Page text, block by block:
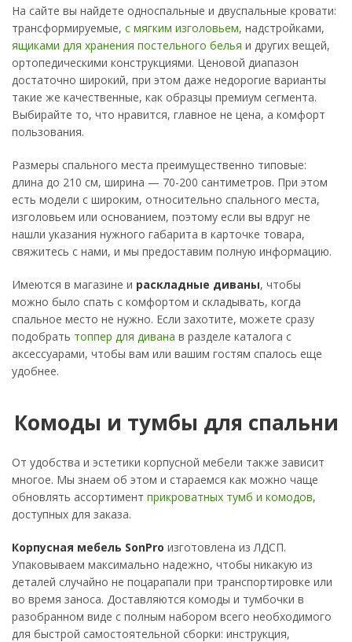
На сайте вы найдете односпальные и двуспальные кровати:
трансформируемые, с мягким изголовьем, надстройками,
ящиками для хранения постельного белья и других вещей,
ортопедическими конструкциями. Ценовой диапазон
достаточно широкий, при этом даже недорогие варианты
такие же качественные, как образцы премиум сегмента.
Выбирайте то, что нравится, главное не цена, а комфорт
пользования.
Размеры спального места преимущественно типовые:
длина до 210 см, ширина — 70-200 сантиметров. При этом
есть модели с широким, относительно спального места,
изголовьем или основанием, поэтому если вы вдруг не
нашли указания нужного габарита в карточке товара,
свяжитесь с нами, и мы предоставим полную информацию.
Имеются в магазине и раскладные диваны, чтобы
можно было спать с комфортом и складывать, когда
спальное место не нужно. Если захотите, можете сразу
подобрать топпер для дивана в разделе каталога с
аксессуарами, чтобы вам или вашим гостям спалось еще
удобнее.
Комоды и тумбы для спальни
От удобства и эстетики корпусной мебели также зависит
многое. Мы знаем об этом и стараемся как можно чаще
обновлять ассортимент прикроватных тумб и комодов,
доступных для заказа.
Корпусная мебель SonPro изготовлена из ЛДСП.
Упаковываем максимально надежно, чтобы никакую из
деталей случайно не поцарапали при транспортировке или
во время заноса. Доставляются комоды и тумбочки в
разобранном виде с полным набором всего необходимого
для быстрой самостоятельной сборки: инструкция,